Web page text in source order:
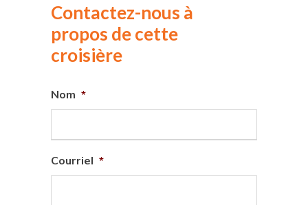
Contactez-nous à
propos de cette
croisière
Nom *
Courriel *